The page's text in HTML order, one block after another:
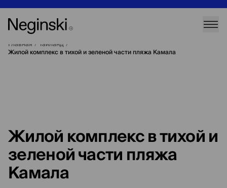
Главная / Таиланд/
Жилой комплекс в тихой и зеленой части пляжа Камала
Жилой комплекс в тихой и
зеленой части пляжа
Камала